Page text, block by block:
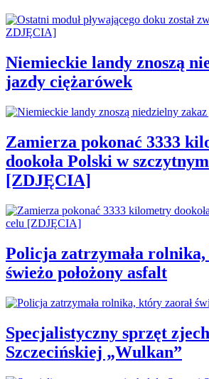
Niemieckie landy znoszą
jazdy ciężarówek
Zamierza pokonać 3333
dookoła Polski w
[ZDJĘCIA]
Policja zatrzymała
świeżo położony asfalt
Specjalistyczny sprzęt
Szczecińskiej „Wulkan”